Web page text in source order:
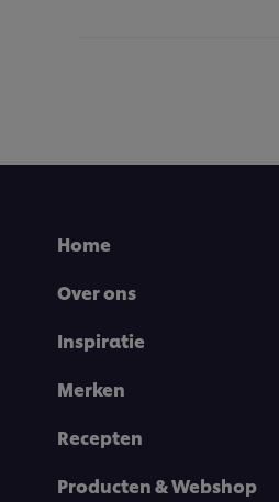
Home
Over ons
Inspiratie
Merken
Recepten
Producten & Webshop